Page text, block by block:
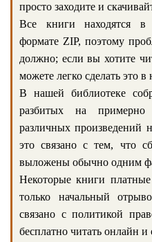
просто заходите и
Все книги находятся в
формате ZIP, поэтому
должно; если вы хотите
можете легко сделать это
В нашей библиотеке
разбитых на
различных произведений
это связано с тем, что
выложены обычно одним
Некоторые книги
только начальный
связано с политикой
бесплатно читать онлайн и